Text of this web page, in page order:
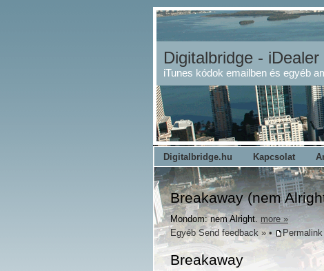
Digitalbridge - iDealer
iTunes kódok emailben és egyéb
Digitalbridge.hu Kapcsolat
Breakaway (nem
Mondom: nem Alright. more »
Egyéb Send feedback »• Permalink
Breakaway